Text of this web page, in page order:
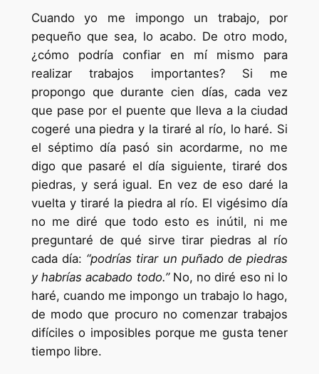
Cuando yo me impongo un trabajo, por
pequeño que sea, lo acabo. De otro modo,
¿cómo podría confiar en mí mismo para
realizar trabajos importantes? Si me
propongo que durante cien días, cada vez
que pase por el puente que lleva a la ciudad
cogeré una piedra y la tiraré al río, lo haré. Si
el séptimo día pasó sin acordarme, no me
digo que pasaré el día siguiente, tiraré dos
piedras, y será igual. En vez de eso daré la
vuelta y tiraré la piedra al río. El vigésimo día
no me diré que todo esto es inútil, ni me
preguntaré de qué sirve tirar piedras al río
cada día: “podrías tirar un puñado de piedras
y habrías acabado todo.”No, no diré eso ni lo
haré, cuando me impongo un trabajo lo hago,
de modo que procuro no comenzar trabajos
difíciles o imposibles porque me gusta tener
tiempo libre.